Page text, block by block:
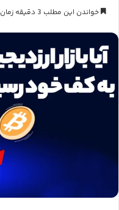
خواندن این مطلب 3 دقیقه زمان میبرد